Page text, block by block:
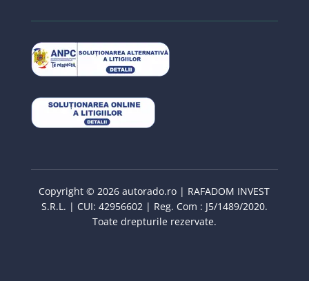
Copyright © 2026 autorado.ro | RAFADOM INVEST
S.R.L. | CUI: 42956602 | Reg. Com : J5/1489/2020.
Toate drepturile rezervate.